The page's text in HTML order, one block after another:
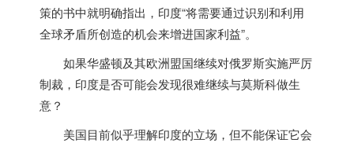
策的书中就明确指出， 印度“将需要通过识别和利用
全球矛盾所创造的机会来增进国家利益”。
如果华盛顿及其欧洲盟国继续对俄罗斯实施严厉
制裁， 印度是否可能会发现很难继续与莫斯科做生
意？
美国目前似乎理解印度的立场，但不能保证它会